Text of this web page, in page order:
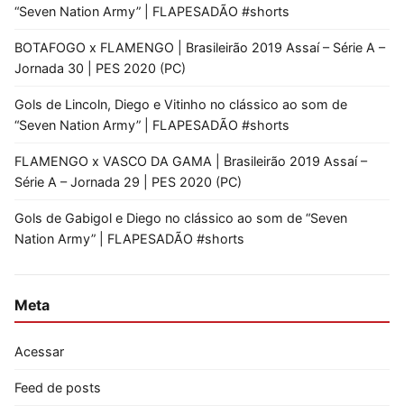
“Seven Nation Army” | FLAPESADÃO #shorts
BOTAFOGO x FLAMENGO | Brasileirão 2019 Assaí – Série A –
Jornada 30 | PES 2020 (PC)
Gols de Lincoln, Diego e Vitinho no clássico ao som de
“Seven Nation Army” | FLAPESADÃO #shorts
FLAMENGO x VASCO DA GAMA | Brasileirão 2019 Assaí –
Série A – Jornada 29 | PES 2020 (PC)
Gols de Gabigol e Diego no clássico ao som de “Seven
Nation Army” | FLAPESADÃO #shorts
Meta
Acessar
Feed de posts